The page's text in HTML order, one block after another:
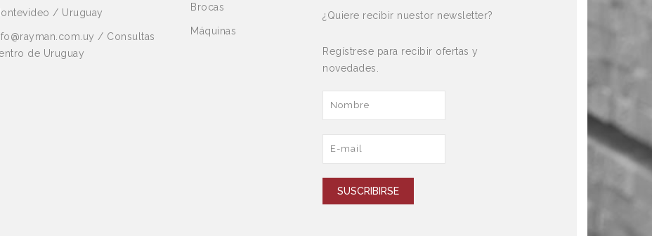
/ Uruguay
/ Consultas
de Uruguay
Brocas
Máquinas
¿Quiere recibir nuestor newsletter?
Regístrese para recibir ofertas y
novedades.
SUSCRIBIRSE